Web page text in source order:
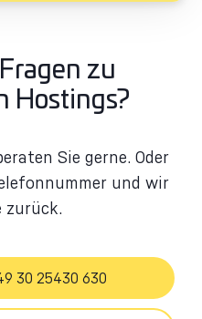
zu
Hostings?
Sie gerne. Oder
und wir
zurück.
30 25430 630